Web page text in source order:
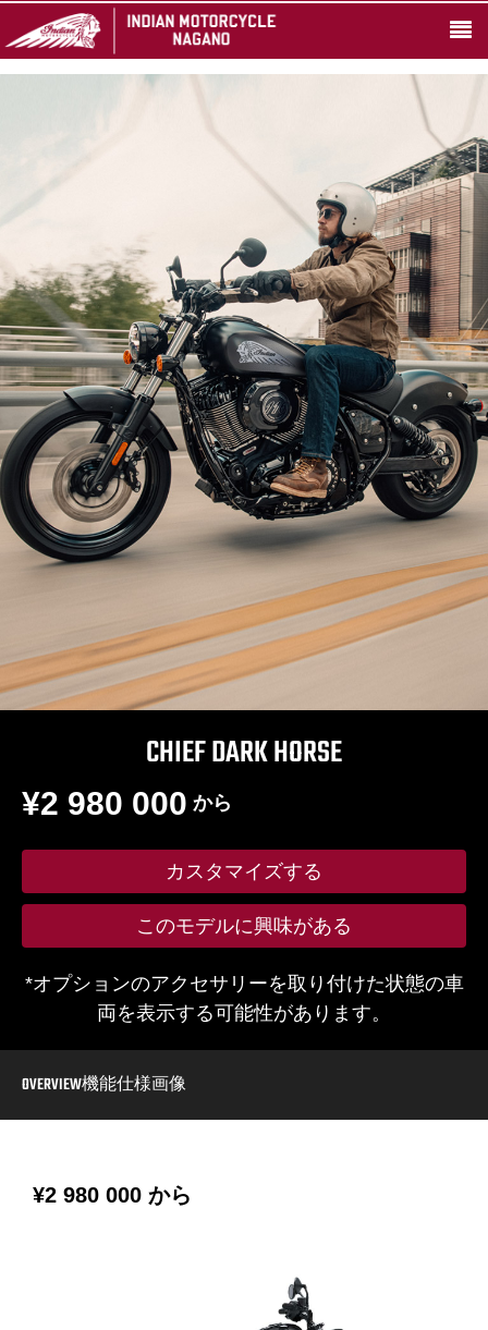
CHIEF DARK HORSE
から
¥2 980 000
カスタマイズする
このモデルに興味がある
*オプションのアクセサリーを取り付けた状態の車
両を表示する可能性があります。
OVERVIEW機能仕様画像
から
¥2 980 000